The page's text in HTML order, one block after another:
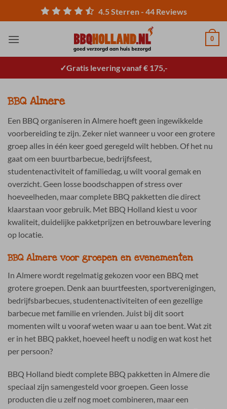
naar
4.5Sterren - 44Reviews
0
Gratis levering vanaf € 175,-
BBQ Almere
Een BBQ organiseren in Almere hoeft geen ingewikkelde
voorbereiding te zijn. Zeker niet wanneer u voor een grotere
groep alles in één keer goed geregeld wilt hebben. Of het nu
gaat om een buurtbarbecue, bedrijfsfeest,
studentenactiviteit of familiedag, u wilt vooral gemak en
overzicht. Geen losse boodschappen of stress over
hoeveelheden, maar complete BBQ pakketten die direct
klaarstaan voor gebruik. Met BBQ Holland kiest u voor
kwaliteit, duidelijke pakketprijzen en betrouwbare levering
op locatie.
BBQ Almere voor groepen en evenementen
In Almere wordt regelmatig gekozen voor een BBQ met
grotere groepen. Denk aan buurtfeesten, sportverenigingen,
bedrijfsbarbecues, studentenactiviteiten of een gezellige
barbecue met familie en vrienden. Juist bij dit soort
momenten wilt u vooraf weten waar u aan toe bent. Wat zit
er in het BBQ pakket, hoeveel heeft u nodig en wat kost het
per persoon?
BBQ Holland biedt complete BBQ pakketten in Almere die
speciaal zijn samengesteld voor groepen. Geen losse
producten die u zelf nog moet combineren, maar een